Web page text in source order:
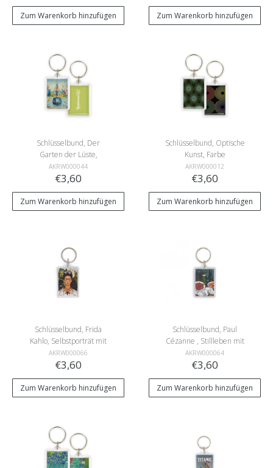
Zum Warenkorb hinzufügen Zum Warenkorb hinzufügen
Schlüsselbund, Der
Garten der Lüste,
Jheronimus Bosch
AKRW000044
€3,60
Zum Warenkorb hinzufügen
Schlüsselbund, Optische
Kunst, Farbe
AKRW000012
€3,60
Zum Warenkorb hinzufügen
Schlüsselbund, Frida
Kahlo, Selbstporträt mit
Dornenhalsband und
Kolibri
AKRW000066
€3,60
Zum Warenkorb hinzufügen
Schlüsselbund, Paul
Cézanne , Stillleben mit
einem Teller Kirschen
AKRW000064
€3,60
Zum Warenkorb hinzufügen